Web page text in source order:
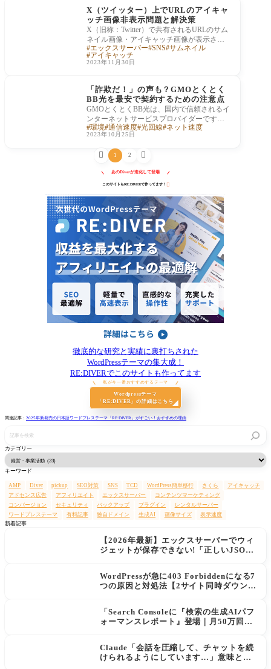
X（ツイッター）上でURLのアイキャ
ッチ画像非表示問題と解決策
X（旧称：Twitter）で共有されるURLのサム
ネイル画像・アイキャッチ画像が表示され
ない問題は、多くのユーザーが直面する一
般的な問
エックスサーバー SNS サムネイル
アイキャッチ
2023年11月30日
「詐欺だ！」の声も？GMOとくとく
BB光を最安で契約するための注意点
GMOとくとくBB光は、国内で信頼されるイ
ンターネットサービスプロバイダーです。
その中でも、特に「GMOとくとくBB光」サ
ービスは注
環境 通信速度 光回線 ネット速度
2023年10月25日
 1 2 
あのDiverが進化して登場
このサイトもRE:DIVERで作ってます！ 
徹底的な研究と実績に裏打ちされた
WordPressテーマの集大成！
RE:DIVERでこのサイトも作ってます
私が今一番おすすめするテーマ
Wordpressテーマ
「RE:DIVER」の詳細はこちら
関連記事： 2025年新発売の日本語ワードプレステーマ「RE:DIVER」がすごい！おすすめの理由
を
検
カテゴリー
キーワード
AMP Diver pickup SEO対策 SNS TCD WordPress簡単移行 さくら
アイキャッチ
アドセンス広告
アフィリエイト エックスサーバー
コンテンツマーケティング
コンバージョン
セキュリティ バックアップ プラグイン
レンタルサーバー
ワードプレステーマ
有料記事 独自ドメイン 生成AI 画像サイズ
表示速度
新着記事
【2026年最新】エックスサーバーでウィ
ジェットが保存できない!「正しいJSON
WordPressが急に403 Forbiddenになる7
つの原因と対処法【2サイト同時ダウン→
「Search Consoleに『検索の生成AIパフ
ォーマンスレポート』登場｜月50万回AI
Claude「会話を圧縮して、チャットを続
けられるようにしています…」意味と使